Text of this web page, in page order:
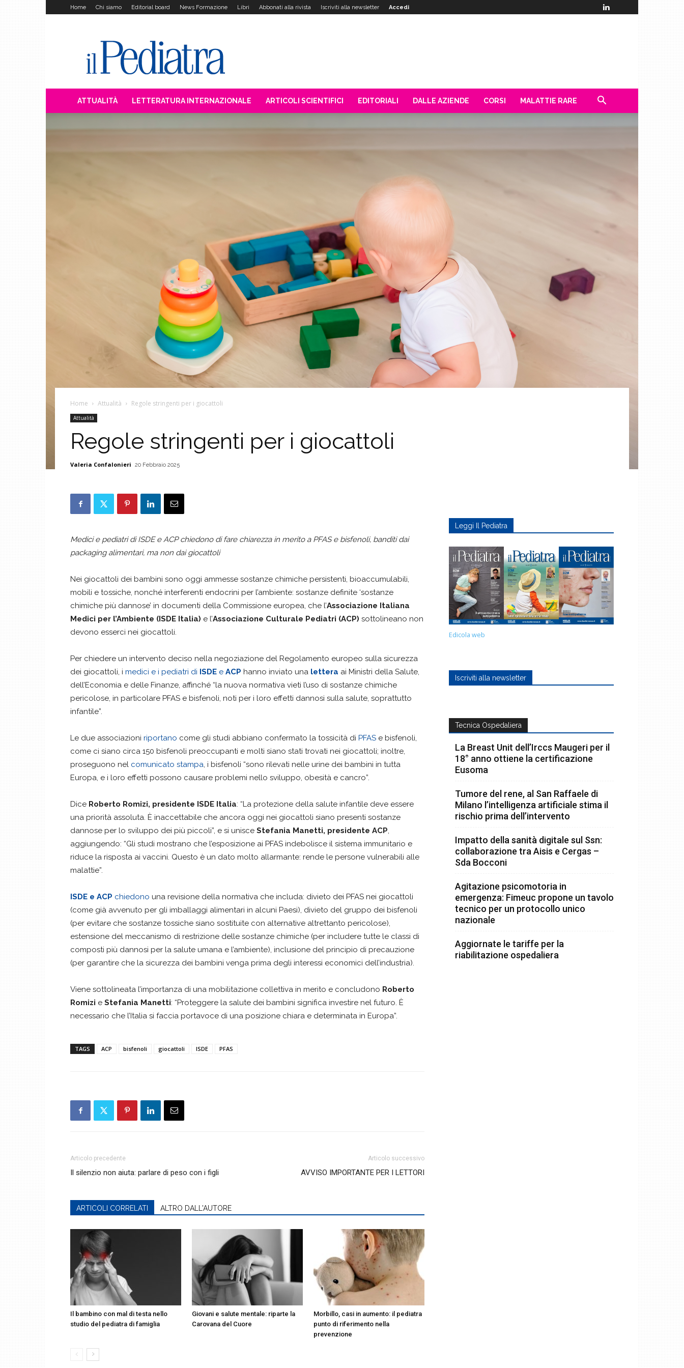
Home Chi siamo Editorial board News Formazione Libri Abbonati alla rivista Iscriviti alla newsletter Accedi
Pediatra
ATTUALITÀ LETTERATURA INTERNAZIONALE ARTICOLI SCIENTIFICI EDITORIALI DALLE AZIENDE CORSI MALATTIE RARE
Home Attualità Regole stringenti per i giocattoli
Attualità
Regole stringenti per i giocattoli
Valeria Confalonieri 20 Febbraio 2025
Medici e pediatri di ISDE e ACP chiedono di fare chiarezza in merito a PFAS e bisfenoli, banditi dai
packaging alimentari, ma non dai giocattoli
Nei giocattoli dei bambini sono oggi ammesse sostanze chimiche persistenti, bioaccumulabili,
mobili e tossiche, nonché interferenti endocrini per l’ambiente: sostanze definite ‘sostanze
chimiche più dannose’ in documenti della Commissione europea, che l’Associazione Italiana
Medici per l’Ambiente (ISDE Italia) e l’Associazione Culturale Pediatri (ACP) sottolineano non
devono esserci nei giocattoli.
Per chiedere un intervento deciso nella negoziazione del Regolamento europeo sulla sicurezza
dei giocattoli, i medici e i pediatri di ISDE e ACP hanno inviato una lettera ai Ministri della Salute,
dell’Economia e delle Finanze, affinché “la nuova normativa vieti l’uso di sostanze chimiche
pericolose, in particolare PFAS e bisfenoli, noti per i loro effetti dannosi sulla salute, soprattutto
infantile”.
Le due associazioni riportano come gli studi abbiano confermato la tossicità di PFAS e bisfenoli,
come ci siano circa 150 bisfenoli preoccupanti e molti siano stati trovati nei giocattoli; inoltre,
proseguono nel comunicato stampa, i bisfenoli “sono rilevati nelle urine dei bambini in tutta
Europa, e i loro effetti possono causare problemi nello sviluppo, obesità e cancro”.
Dice Roberto Romizi, presidente ISDE Italia: “La protezione della salute infantile deve essere
una priorità assoluta. È inaccettabile che ancora oggi nei giocattoli siano presenti sostanze
dannose per lo sviluppo dei più piccoli”, e si unisce Stefania Manetti, presidente ACP,
aggiungendo: “Gli studi mostrano che l’esposizione ai PFAS indebolisce il sistema immunitario e
riduce la risposta ai vaccini. Questo è un dato molto allarmante: rende le persone vulnerabili alle
malattie”.
ISDE e ACP chiedono una revisione della normativa che includa: divieto dei PFAS nei giocattoli
(come già avvenuto per gli imballaggi alimentari in alcuni Paesi), divieto del gruppo dei bisfenoli
(per evitare che sostanze tossiche siano sostituite con alternative altrettanto pericolose),
estensione del meccanismo di restrizione delle sostanze chimiche (per includere tutte le classi di
composti più dannosi per la salute umana e l’ambiente), inclusione del principio di precauzione
(per garantire che la sicurezza dei bambini venga prima degli interessi economici dell’industria).
Viene sottolineata l’importanza di una mobilitazione collettiva in merito e concludono Roberto
Romizi e Stefania Manetti: “Proteggere la salute dei bambini significa investire nel futuro. È
necessario che l’Italia si faccia portavoce di una posizione chiara e determinata in Europa”.
TAGS ACP bisfenoli giocattoli ISDE PFAS
Articolo precedente
Il silenzio non aiuta: parlare di peso con i figli
Articolo successivo
AVVISO IMPORTANTE PER I LETTORI
ARTICOLI CORRELATI ALTRO DALL'AUTORE
Il bambino con mal di testa nello
studio del pediatra di famiglia
Giovani e salute mentale: riparte la
Carovana del Cuore
Morbillo, casi in aumento: il pediatra
punto di riferimento nella
prevenzione
Leggi Il Pediatra
Edicola web
Iscriviti alla newsletter
Tecnica Ospedaliera
La Breast Unit dell’Irccs Maugeri per il
18° anno ottiene la certificazione
Eusoma
Tumore del rene, al San Raffaele di
Milano l’intelligenza artificiale stima il
rischio prima dell’intervento
Impatto della sanità digitale sul Ssn:
collaborazione tra Aisis e Cergas –
Sda Bocconi
Agitazione psicomotoria in
emergenza: Fimeuc propone un tavolo
tecnico per un protocollo unico
nazionale
Aggiornate le tariffe per la
riabilitazione ospedaliera